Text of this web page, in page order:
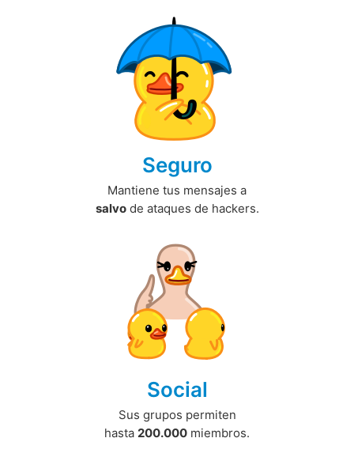
Seguro
Mantiene tus mensajes a
salvode ataques de hackers.
Social
Sus grupos permiten
hasta 200.000 miembros.